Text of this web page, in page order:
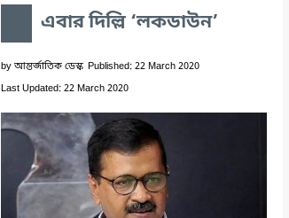
এবার দিল্লি ‘লকডাউন’
by আন্তর্জাতিক ডেস্ক Published: 22 March 2020
Last Updated: 22 March 2020